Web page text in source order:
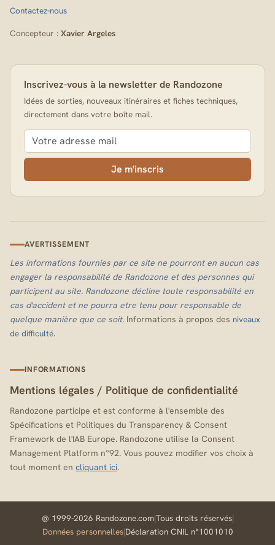
Contactez-nous
Concepteur : Xavier Argeles
Inscrivez-vous à la newsletter de Randozone
Idées de sorties, nouveaux itinéraires et fiches techniques,
directement dans votre boîte mail.
Je m'inscris
AVERTISSEMENT
Les informations fournies par ce site ne pourront en aucun cas
engager la responsabilité de Randozone et des personnes qui
participent au site. Randozone décline toute responsabilité en
cas d'accident et ne pourra etre tenu pour responsable de
quelque manière que ce soit. Informations à propos des niveaux
de difficulté.
INFORMATIONS
Mentions légales / Politique de confidentialité
Randozone participe et est conforme à l'ensemble des
Spécifications et Politiques du Transparency & Consent
Framework de l'IAB Europe. Randozone utilise la Consent
Management Platform n°92. Vous pouvez modifier vos choix à
tout moment en cliquant ici.
@ 1999-2026 Randozone.com|Tous droits réservés|
Données personnelles|Déclaration CNIL n°1001010